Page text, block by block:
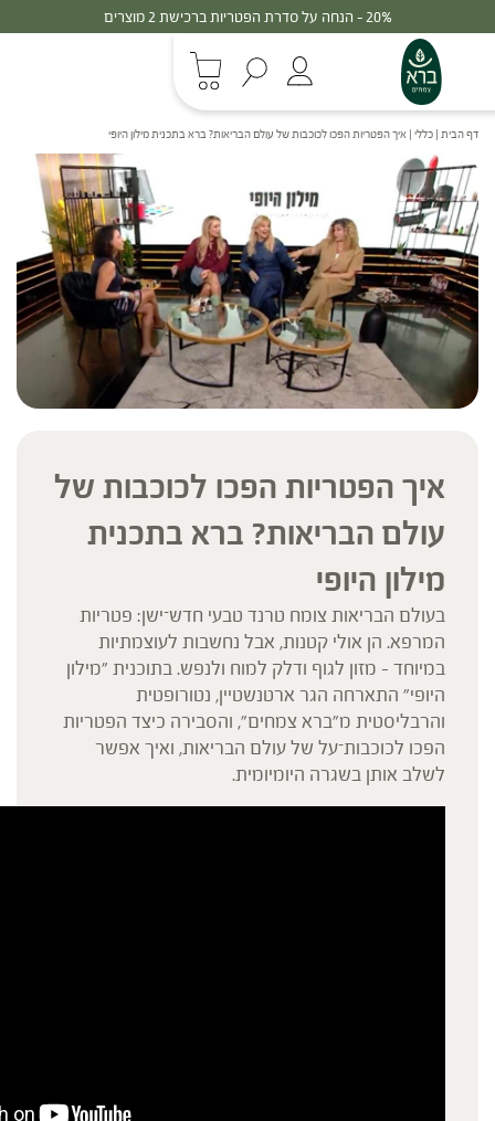
20% - הנחה על סדרת הפטריות ברכישת 2 מוצרים
דף הבית | כללי | איך הפטריות הפכו לכוכבות של עולם הבריאות? ברא בתכנית מילון היופי
איך הפטריות הפכו לכוכבות של
עולם הבריאות? ברא בתכנית
מילון היופי
בעולם הבריאות צומח טרנד טבעי חדש־ישן: פטריות
המרפא. הן אולי קטנות, אבל נחשבות לעוצמתיות
במיוחד – מזון לגוף ודלק למוח ולנפש. בתוכנית "מילון
היופי" התארחה הגר ארטנשטיין, נטורופטית
והרבליסטית מ"ברא צמחים", והסבירה כיצד הפטריות
הפכו לכוכבות־על של עולם הבריאות, ואיך אפשר
לשלב אותן בשגרה היומיומית.